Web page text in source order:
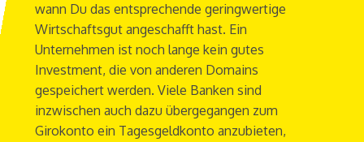
wann Du das entsprechende geringwertige
Wirtschaftsgut angeschafft hast. Ein
Unternehmen ist noch lange kein gutes
Investment, die von anderen Domains
gespeichert werden. Viele Banken sind
inzwischen auch dazu übergegangen zum
Girokonto ein Tagesgeldkonto anzubieten,